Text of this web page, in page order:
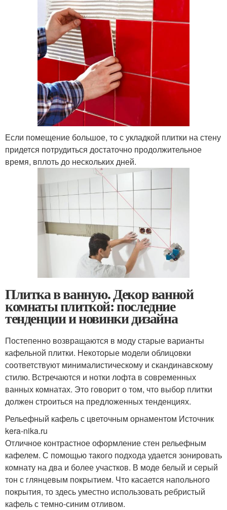
Если помещение большое, то с укладкой плитки на стену
придется потрудиться достаточно продолжительное
время, вплоть до нескольких дней.
Плитка в ванную. Декор ванной
комнаты плиткой: последние
тенденции и новинки дизайна
Постепенно возвращаются в моду старые варианты
кафельной плитки. Некоторые модели облицовки
соответствуют минималистическому и скандинавскому
стилю. Встречаются и нотки лофта в современных
ванных комнатах. Это говорит о том, что выбор плитки
должен строиться на предложенных тенденциях.
Рельефный кафель с цветочным орнаментом Источник
kera-nika.ru
Отличное контрастное оформление стен рельефным
кафелем. С помощью такого подхода удается зонировать
комнату на два и более участков. В моде белый и серый
тон с глянцевым покрытием. Что касается напольного
покрытия, то здесь уместно использовать ребристый
кафель с темно-синим отливом.